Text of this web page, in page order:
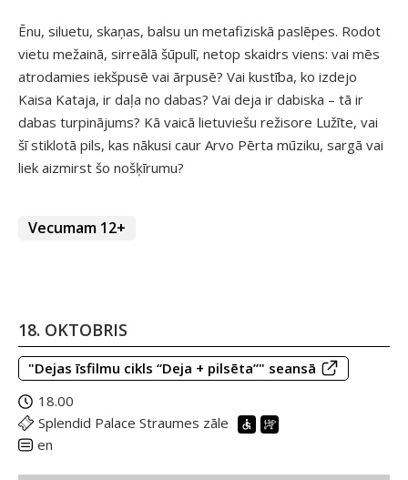
Ēnu, siluetu, skaņas, balsu un metafiziskā paslēpes. Rodot
vietu mežainā, sirreālā šūpulī, netop skaidrs viens: vai mēs
atrodamies iekšpusē vai ārpusē? Vai kustība, ko izdejo
Kaisa Kataja, ir daļa no dabas? Vai deja ir dabiska – tā ir
dabas turpinājums? Kā vaicā lietuviešu režisore Lužīte, vai
šī stiklotā pils, kas nākusi caur Arvo Pērta mūziku, sargā vai
liek aizmirst šo nošķīrumu?
Vecumam 12+
18. OKTOBRIS
"Dejas īsfilmu cikls “Deja + pilsēta”" seansā
18.00
Splendid Palace Straumes zāle
en